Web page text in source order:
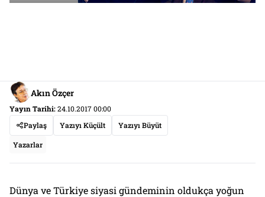
Akın Özçer
Yayın Tarihi:24.10.2017 00:00
Paylaş
Yazıyı Küçült Yazıyı Büyüt
Yazarlar
Dünya ve Türkiye siyasi gündeminin oldukça yoğun